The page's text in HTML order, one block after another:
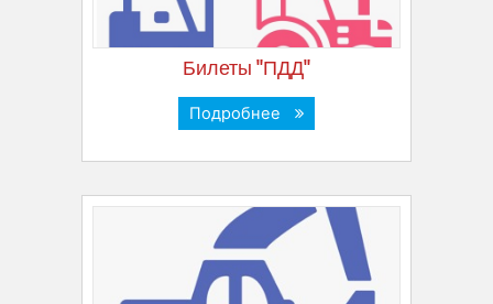
Билеты "ПДД"
Подробнее